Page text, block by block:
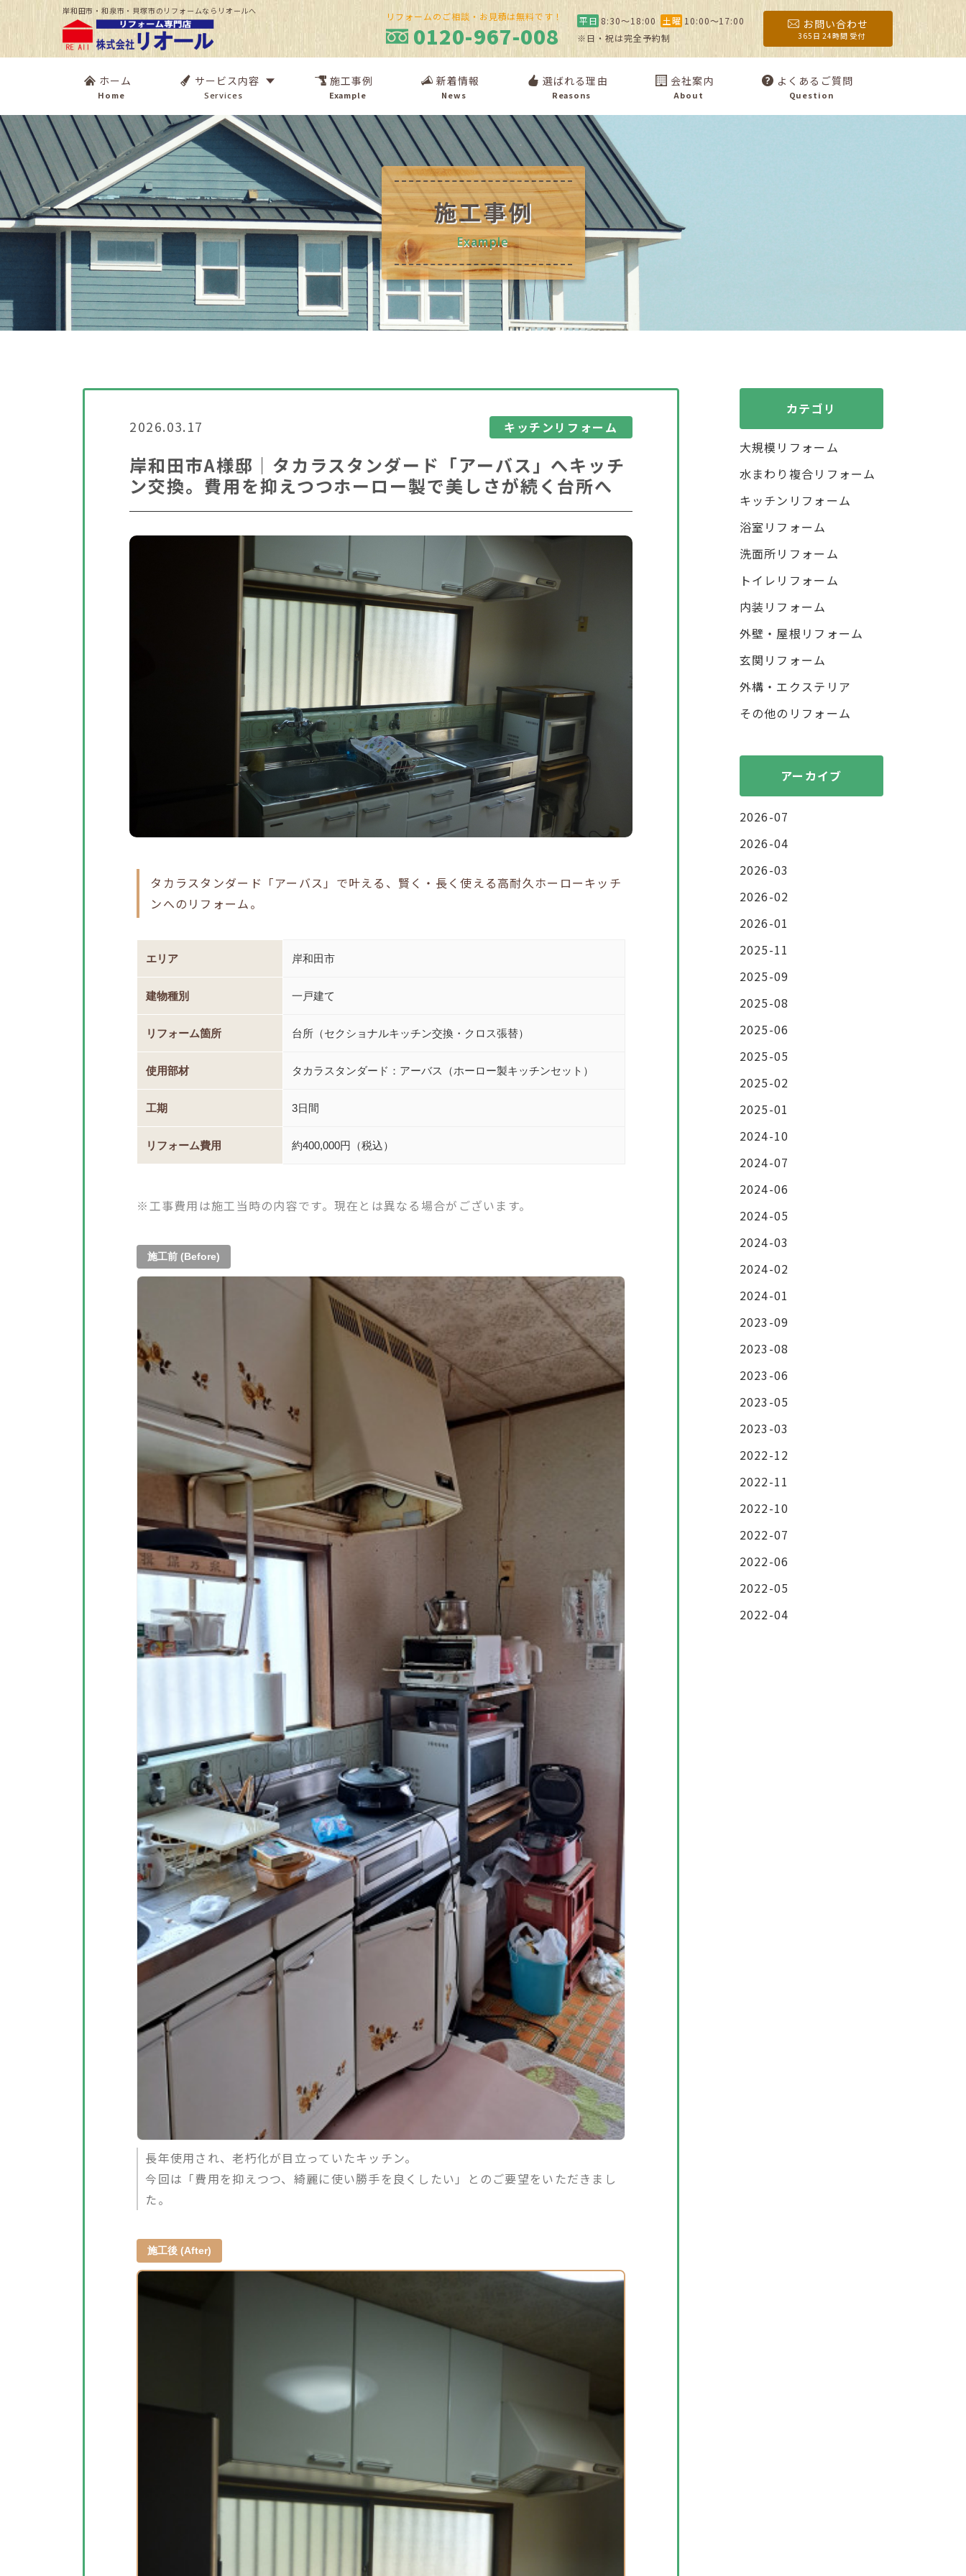
岸和田市・和泉市・貝塚市のリフォームならリオールへ リフォームのご相談・お見積は無料です！
0120-967-008
平日 8:30〜18:00 土曜 10:00〜17:00
※日・祝は完全予約制
お問い合わせ
365日 24時間 受付
ホーム
Home
サービス内容
Services
施工事例
Example
新着情報
News
選ばれる理由
Reasons
会社案内
About
よくあるご質問
Question
施工事例
Example
2026.03.17 キッチンリフォーム
岸和田市A様邸｜タカラスタンダード「アーバス」へキッチ
ン交換。費用を抑えつつホーロー製で美しさが続く台所へ
タカラスタンダード「アーバス」で叶える、賢く・長く使える高耐久ホーローキッチ
ンへのリフォーム。
エリア 岸和田市
建物種別 一戸建て
リフォーム箇所 台所（セクショナルキッチン交換・クロス張替）
使用部材 タカラスタンダード：アーバス（ホーロー製キッチンセット）
工期 3日間
リフォーム費用 約400,000円（税込）
※工事費用は施工当時の内容です。現在とは異なる場合がございます。
施工前 (Before)
長年使用され、老朽化が目立っていたキッチン。
今回は「費用を抑えつつ、綺麗に使い勝手を良くしたい」とのご要望をいただきまし
た。
施工後 (After)
カテゴリ
大規模リフォーム
水まわり複合リフォーム
キッチンリフォーム
浴室リフォーム
洗面所リフォーム
トイレリフォーム
内装リフォーム
外壁・屋根リフォーム
玄関リフォーム
外構・エクステリア
その他のリフォーム
アーカイブ
2026-07
2026-04
2026-03
2026-02
2026-01
2025-11
2025-09
2025-08
2025-06
2025-05
2025-02
2025-01
2024-10
2024-07
2024-06
2024-05
2024-03
2024-02
2024-01
2023-09
2023-08
2023-06
2023-05
2023-03
2022-12
2022-11
2022-10
2022-07
2022-06
2022-05
2022-04